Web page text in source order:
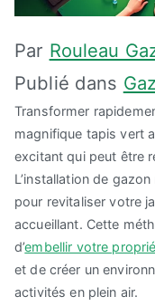
Par Rouleau
Publié dans
Transformer
magnifique tapis vert
excitant qui peut être
L’installation de
pour revitaliser votre
accueillant. Cette
d’embellir votre
et de créer un
activités en plein air.